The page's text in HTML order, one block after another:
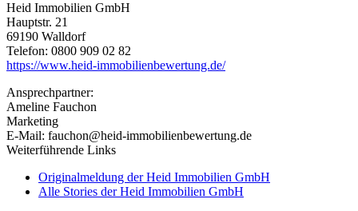
Heid Im­mo­bi­li­en­ GmbH
Hauptstr. 21
69190 Walldorf
Telefon: 0800 909 02 82
https://www.heid-immobilienbewertung.de/
Ansprechpartner:
Ameline Fauchon
Marketing
E-Mail: fauchon@heid-immobilienbewertung.de
Weiterführende Links
Originalmeldung der Heid Im­mo­bi­li­en­ GmbH
Alle Stories der Heid Im­mo­bi­li­en­ GmbH